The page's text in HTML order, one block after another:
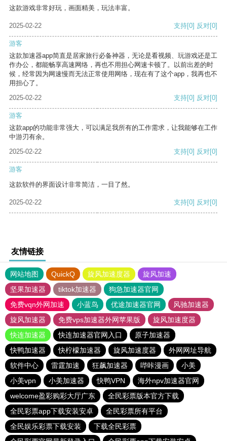
这款游戏非常好玩，画面精美，玩法丰富。
2025-02-22 支持[0] 反对[0]
游客
这款加速器app简直是居家旅行必备神器，无论是看视频、玩游戏还是工
作办公，都能畅享高速网络，再也不用担心网速卡顿了。以前出差的时
候，经常因为网速慢而无法正常使用网络，现在有了这个app，我再也不
用担心了。
2025-02-22
支持[0] 反对[0]
游客
这款app的功能非常强大，可以满足我所有的工作需求，让我能够在工作
中游刃有余。
2025-02-22
支持[0] 反对[0]
游客
这款软件的界面设计非常简洁，一目了然。
2025-02-22 支持[0] 反对[0]
友情链接
网站地图 QuickQ 旋风加速度器
旋风加速
坚果加速器
tiktok加速器
狗急加速器官网
免费vqn外网加速
小蓝鸟 优途加速器官网
风驰加速器
旋风加速器
免费vps加速器外网苹果版
旋风加速度器
快连加速器
快连加速器官网入口
原子加速器
快鸭加速器
快柠檬加速器 旋风加速度器
外网网址导航
软件中心
雷霆加速 狂飙加速器 哔咔漫画
小美
小美vpn
小美加速器 快鸭VPN
海外npv加速器官网
welcome盈彩购彩大厅广东
全民彩票版本官方下载
全民彩票app下载安装安卓
全民彩票所有平台
全民娱乐彩票下载安装
下载全民彩票